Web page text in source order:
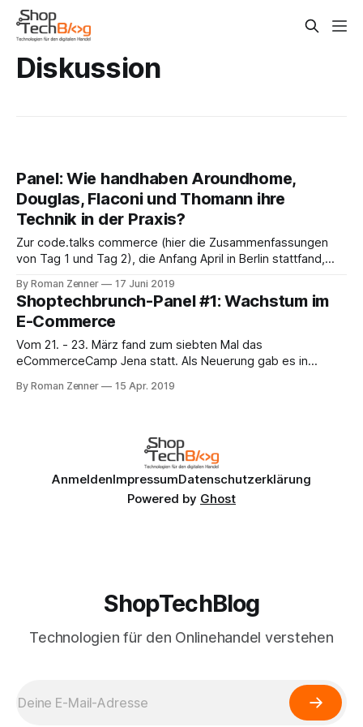
Diskussion
Panel: Wie handhaben Aroundhome,
Douglas, Flaconi und Thomann ihre
Technik in der Praxis?
Zur code.talks commerce (hier die Zusammenfassungen
von Tag 1 und Tag 2), die Anfang April in Berlin stattfand,
zusammenbekommen und mit ihnen über Themen wie
Skalierung, Aufbau von Teams etc. gesprochen. Mit dabei
waren Steffen Heilmann von Aroundhome, Ingo Mommertz
von Douglas, David
By Roman Zenner 17 Juni 2019
Shoptechbrunch-Panel #1: Wachstum im
E-Commerce
Vom 21. - 23. März fand zum siebten Mal das
eCommerceCamp Jena statt. Als Neuerung gab es in
den Organisatoren des Camps auf die Beine gestellt haben.
By Roman Zenner 15 Apr. 2019
AnmeldenImpressumDatenschutzerklärung
Powered by Ghost
ShopTechBlog
Technologien für den Onlinehandel verstehen